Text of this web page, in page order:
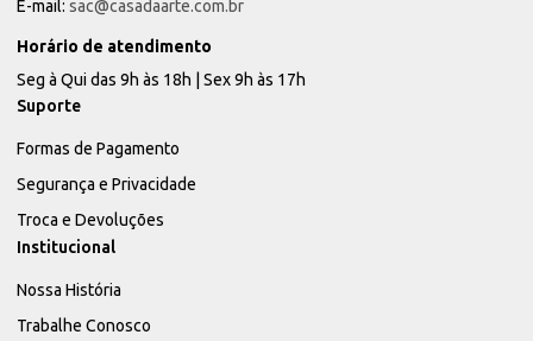
E-mail: sac@casadaarte.com.br
Horário de atendimento
Seg à Qui das 9h às 18h | Sex 9h às 17h
Suporte
Formas de Pagamento
Segurança e Privacidade
Troca e Devoluções
Institucional
Nossa História
Trabalhe Conosco